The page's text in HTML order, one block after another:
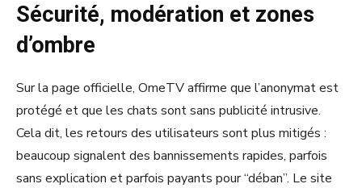
Sécurité, modération et zones
d’ombre
Sur la page officielle, OmeTV affirme que l’anonymat est
protégé et que les chats sont sans publicité intrusive.
Cela dit, les retours des utilisateurs sont plus mitigés :
beaucoup signalent des bannissements rapides, parfois
sans explication et parfois payants pour “déban”. Le site